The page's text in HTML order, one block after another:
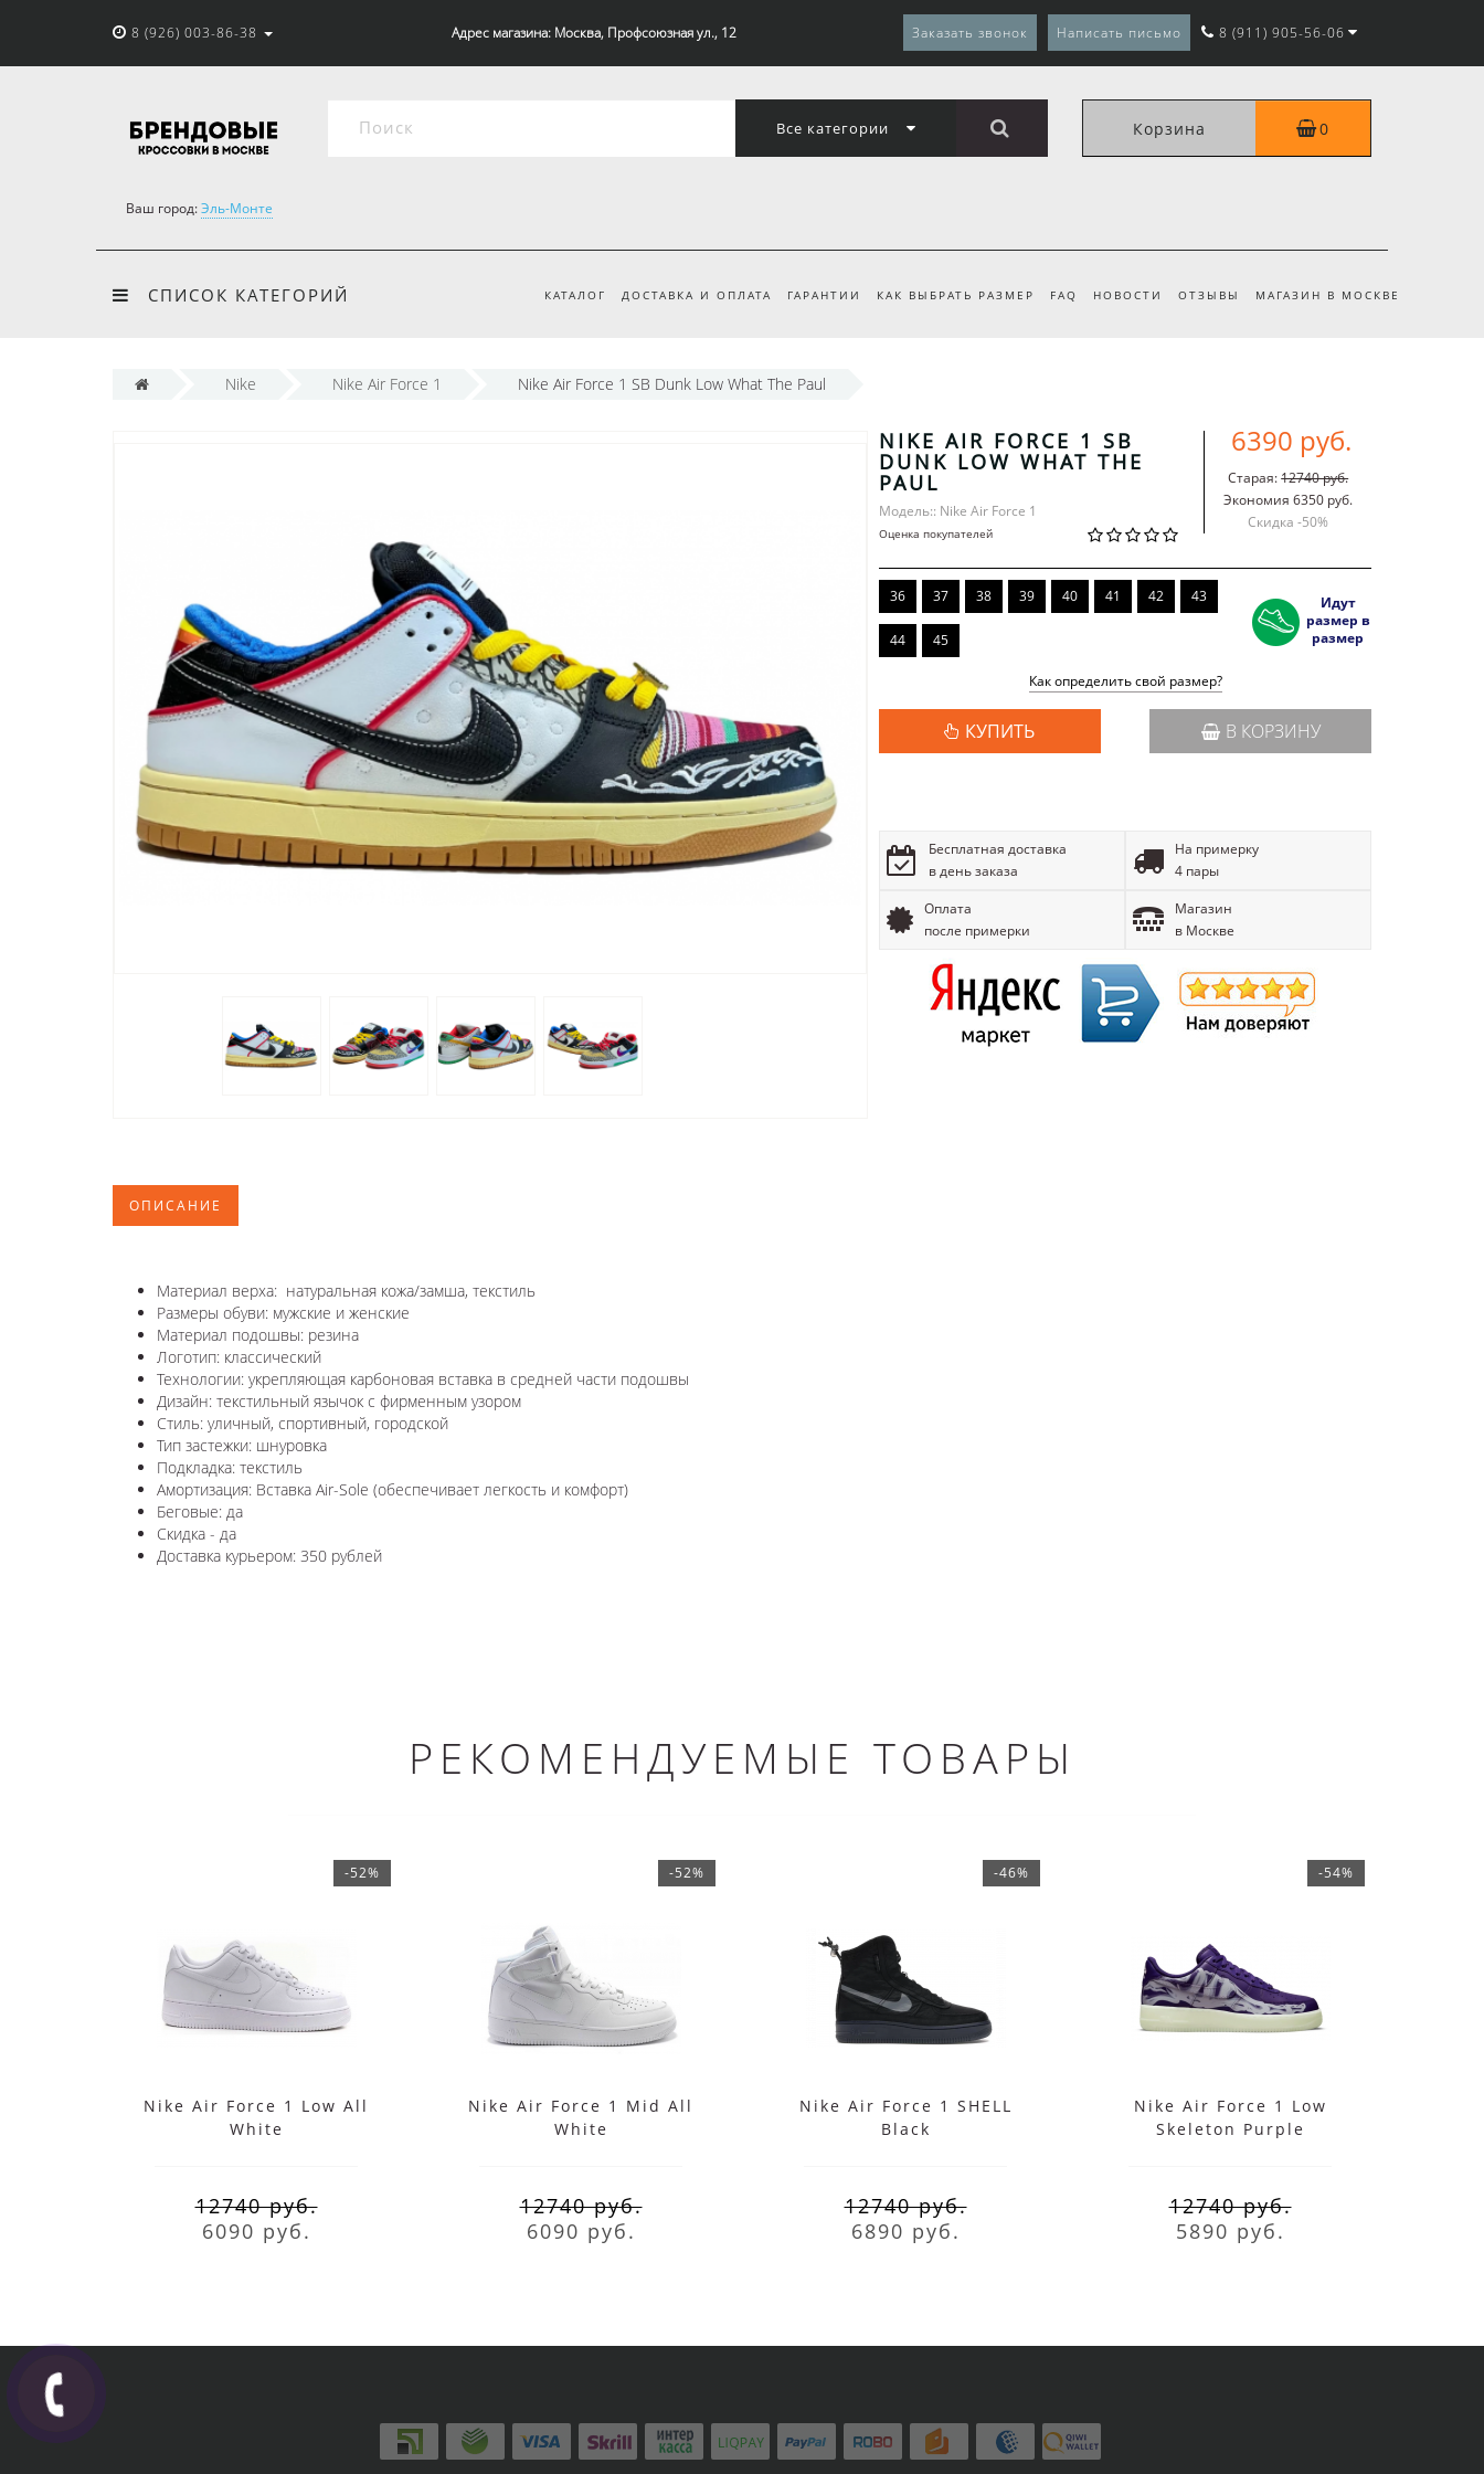
8 (926) 003-86-38 Адрес магазина: Москва, Профсоюзная ул., 12 Заказать звонок Написать письмо 8 (911) 905-56-06
Все категории Корзина 0
Ваш город:Эль-Монте
СПИСОК КАТЕГОРИЙ КАТАЛОГ ДОСТАВКА И ОПЛАТА ГАРАНТИИ КАК ВЫБРАТЬ РАЗМЕР FAQ НОВОСТИ ОТЗЫВЫ МАГАЗИН В МОСКВЕ
Nike Nike Air Force 1 Nike Air Force 1 SB Dunk Low What The Paul
NIKE AIR FORCE 1 SB
DUNK LOW WHAT THE
PAUL
Модель:: Nike Air Force 1
Оценка покупателей
6390 руб.
Старая:12740 руб.
Экономия 6350 руб.
Скидка -50%
36 37 38 39 40 41 42 43
44 45
Идут
размер в
размер
Как определить свой размер?
КУПИТЬ В КОРЗИНУ
Бесплатная доставка
в день заказа
На примерку
4 пары
Оплата
после примерки
Магазин
в Москве
ОПИСАНИЕ
Материал верха: натуральная кожа/замша, текстиль
Размеры обуви: мужские и женские
Материал подошвы: резина
Логотип: классический
Технологии: укрепляющая карбоновая вставка в средней части подошвы
Дизайн: текстильный язычок с фирменным узором
Стиль: уличный, спортивный, городской
Тип застежки: шнуровка
Подкладка: текстиль
Амортизация: Вставка Air-Sole (обеспечивает легкость и комфорт)
Беговые: да
Скидка - да
Доставка курьером: 350 рублей
РЕКОМЕНДУЕМЫЕ ТОВАРЫ
-52%
Nike Air Force 1 Low All
White
12740 руб.
6090 руб.
-52%
Nike Air Force 1 Mid All
White
12740 руб.
6090 руб.
-46%
Nike Air Force 1 SHELL
Black
12740 руб.
6890 руб.
-54%
Nike Air Force 1 Low
Skeleton Purple
12740 руб.
5890 руб.